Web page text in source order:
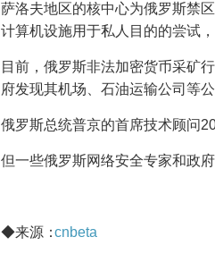
萨洛夫地区的核中心为俄罗斯禁
计算机设施用于私人目的的尝试
目前，俄罗斯非法加密货币采矿
府发现其机场、石油运输公司等
俄罗斯总统普京的首席技术顾问
但一些俄罗斯网络安全专家和政
◆来源：cnbeta